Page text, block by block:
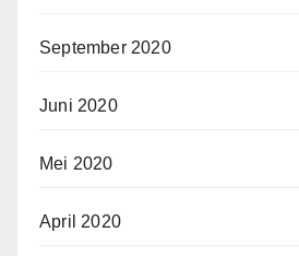
September 2020
Juni 2020
Mei 2020
April 2020